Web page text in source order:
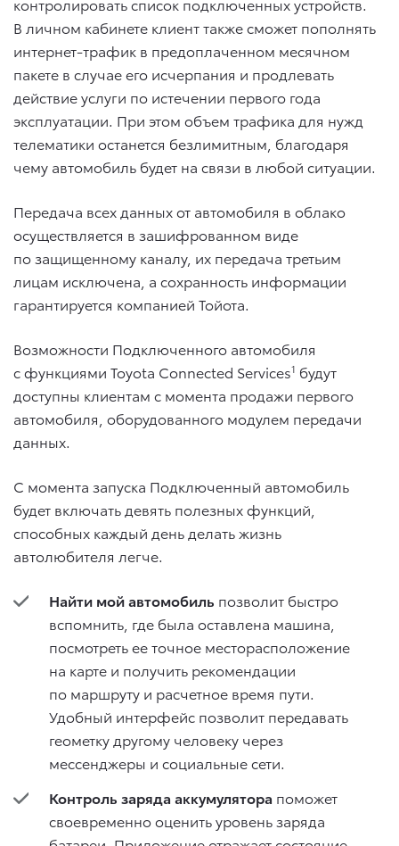
В личном кабинете клиент также сможет пополнять
интернет-трафик в предоплаченном месячном
пакете в случае его исчерпания и продлевать
действие услуги по истечении первого года
эксплуатации. При этом объем трафика для нужд
телематики останется безлимитным, благодаря
чему автомобиль будет на связи в любой ситуации.
Передача всех данных от автомобиля в облако
осуществляется в зашифрованном виде
по защищенному каналу, их передача третьим
лицам исключена, а сохранность информации
гарантируется компанией Тойота.
Возможности Подключенного автомобиля
с функциями Toyota Connected Services1 будут
доступны клиентам с момента продажи первого
автомобиля, оборудованного модулем передачи
данных.
С момента запуска Подключенный автомобиль
будет включать девять полезных функций,
способных каждый день делать жизнь
автолюбителя легче.
Найти мой автомобиль позволит быстро
вспомнить, где была оставлена машина,
посмотреть ее точное месторасположение
на карте и получить рекомендации
по маршруту и расчетное время пути.
Удобный интерфейс позволит передавать
геометку другому человеку через
мессенджеры и социальные сети.
Контроль заряда аккумулятора поможет
своевременно оценить уровень заряда